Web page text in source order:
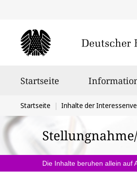
Startseite
Sie
befinden
sich
hier:
Startseite Inhalte der
Die Inhalte beruhen allein auf